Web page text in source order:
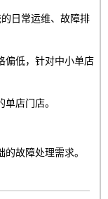
日常运维、故障排
偏低，针对中小单店
店门店。
故障处理需求。